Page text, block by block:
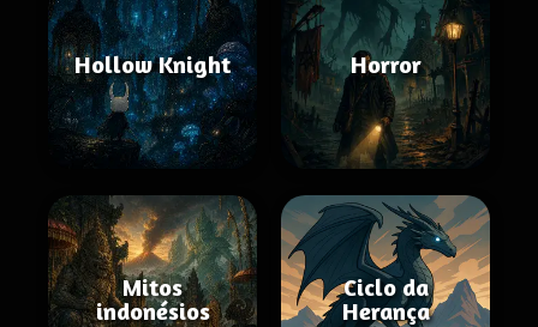
Hollow Knight Horror
Mitos
indonésios
Ciclo da
Herança